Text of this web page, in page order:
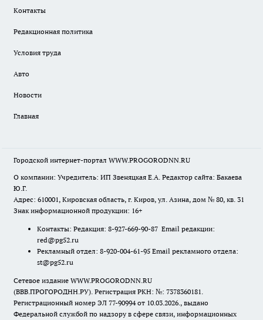
Контакты
Редакционная политика
Условия труда
Авто
Новости
Главная
Городской интернет-портал WWW.PROGORODNN.RU
О компании: Учредитель: ИП Звеняцкая Е.А. Редактор сайта: Бакаева
Ю.Г.
Адрес: 610001, Кировская область, г. Киров, ул. Азина, дом № 80, кв. 31
Знак информационной продукции: 16+
Контакты: Редакция: 8-927-669-90-87 Email редакции:
red@pg52.ru
Рекламный отдел: 8-920-004-61-95 Email рекламного отдела:
st@pg52.ru
Сетевое издание WWW.PROGORODNN.RU
(ВВВ.ПРОГОРОДНН.РУ). Регистрация РКН: №: 7378360181.
Регистрационный номер ЭЛ 77-90994 от 10.03.2026., выдано
Федеральной службой по надзору в сфере связи, информационных